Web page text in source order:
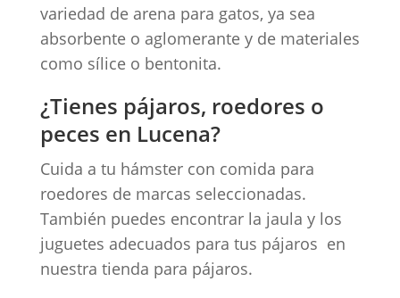
variedad de arena para gatos, ya sea
absorbente o aglomerante y de materiales
como sílice o bentonita.
¿Tienes pájaros, roedores o
peces en Lucena?
Cuida a tu hámster con comida para
roedores de marcas seleccionadas.
También puedes encontrar la jaula y los
juguetes adecuados para tus pájaros en
nuestra tienda para pájaros.